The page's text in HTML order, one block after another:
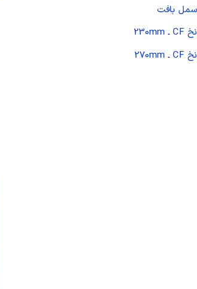
ا
ی
سمل بافت
نخ CF ـ 230mm
نخ CF ـ 270mm